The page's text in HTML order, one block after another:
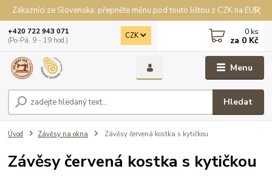
Zákazníci ze Slovenska: přepněte měnu pod touto lištou z CZK na EUR
Menu
CZK
Hledat
+420 722 943 071
(Po-Pá, 9 - 19 hod.)
0 ks
za 0 Kč
Úvod Závěsy na okna Závěsy červená kostka s kytičkou
Závěsy červená kostka s kytičkou